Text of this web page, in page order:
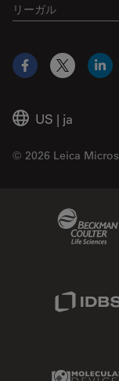
リーガル
US | ja
© 2026 Leica
Facebook
X